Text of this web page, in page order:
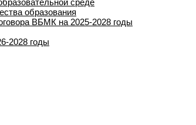
среде
образования
ВБМК на 2025-2028 годы
2028 годы